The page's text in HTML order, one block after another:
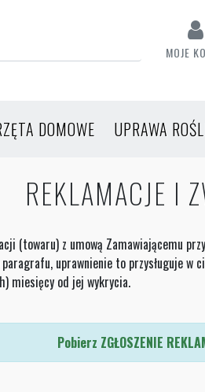
MOJE
DOMOWE UPRAWA
REKLAMACJE I
(towaru) z umową Zamawiającemu
uprawnienie to przysługuje
miesięcy od jej wykrycia.
Pobierz ZGŁOSZENIE